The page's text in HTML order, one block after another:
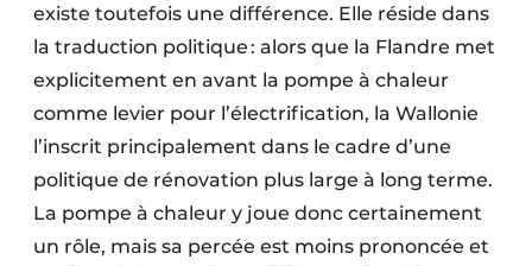
existe toutefois une différence. Elle réside dans
la traduction politique : alors que la Flandre met
explicitement en avant la pompe à chaleur
comme levier pour l’électrification, la Wallonie
l’inscrit principalement dans le cadre d’une
politique de rénovation plus large à long terme.
La pompe à chaleur y joue donc certainement
un rôle, mais sa percée est moins prononcée et